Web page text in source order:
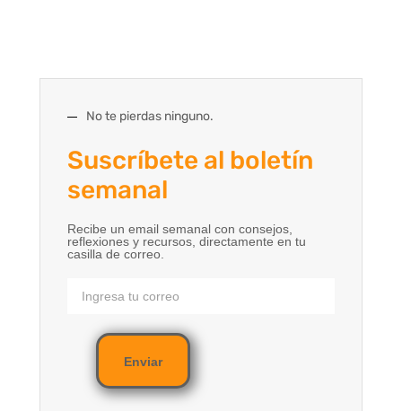
No te pierdas ninguno.
Suscríbete al boletín
semanal
Recibe un email semanal con consejos,
reflexiones y recursos, directamente en tu
casilla de correo.
Enviar